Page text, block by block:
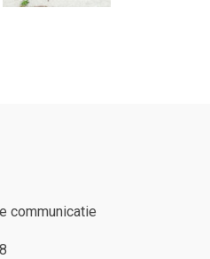
communicatie